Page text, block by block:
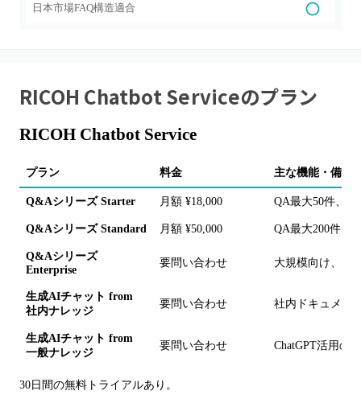
日本市場FAQ構造適合
RICOH Chatbot Serviceのプラン
RICOH Chatbot Service
プラン 料金 主な機能・備考
Q&Aシリーズ Starter 月額 ¥18,000 QA最大50件、
Q&Aシリーズ Standard 月額 ¥50,000 QA最大200件、
Q&Aシリーズ
Enterprise
要問い合わせ 大規模向け、シ
生成AIチャット from
社内ナレッジ
要問い合わせ 社内ドキュメン
生成AIチャット from
一般ナレッジ
要問い合わせ ChatGPT活用の
30日間の無料トライアルあり。